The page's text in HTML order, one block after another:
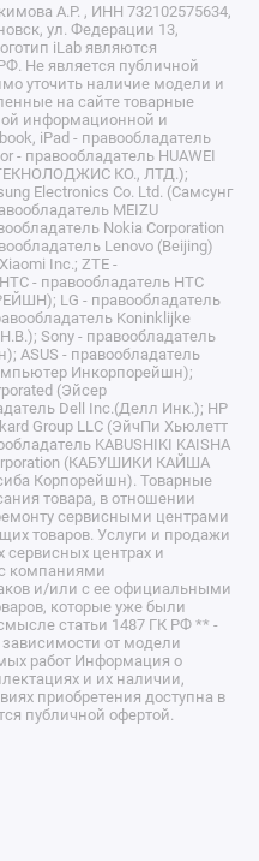
А.Р. , ИНН 732102575634,
ул. Федерации 13,
iLab являются
Не является публичной
уточить наличие модели и
на сайте товарные
информационной и
iPad - правообладатель
- правообладатель HUAWEI
ТЕКНОЛОДЖИС КО., ЛТД.);
Electronics Co. Ltd. (Самсунг
MEIZU
Nokia Corporation
Lenovo (Beijing)
Inc.; ZTE -
- правообладатель HTC
LG - правообладатель
Koninklijke
Sony - правообладатель
ASUS - правообладатель
Инкорпорейшн);
(Эйсер
Dell Inc.(Делл Инк.); HP
Group LLC (ЭйчПи Хьюлетт
KABUSHIKI KAISHA
(КАБУШИКИ КАЙША
Корпорейшн). Товарные
товара, в отношении
сервисными центрами
товаров. Услуги и продажи
центрах и
компаниями
и/или с ее официальными
которые уже были
статьи 1487 ГК РФ ** -
от модели
работ Информация о
и их наличии,
приобретения доступна в
публичной офертой.